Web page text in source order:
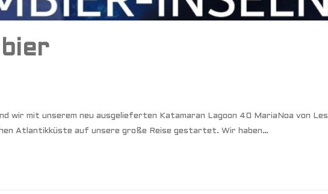
wir mit unserem neu ausgelieferten Katamaran Lagoon 40 MariaNoa von Les
Atlantikküste auf unsere große Reise gestartet. Wir haben…